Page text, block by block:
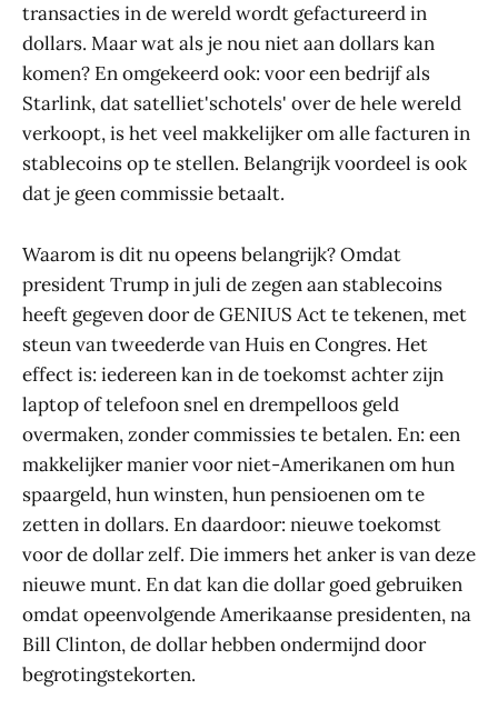
transacties in de wereld wordt gefactureerd in
dollars. Maar wat als je nou niet aan dollars kan
komen? En omgekeerd ook: voor een bedrijf als
Starlink, dat satelliet'schotels' over de hele wereld
verkoopt, is het veel makkelijker om alle facturen in
stablecoins op te stellen. Belangrijk voordeel is ook
dat je geen commissie betaalt.
Waarom is dit nu opeens belangrijk? Omdat
president Trump in juli de zegen aan stablecoins
heeft gegeven door de GENIUS Act te tekenen, met
steun van tweederde van Huis en Congres. Het
effect is: iedereen kan in de toekomst achter zijn
laptop of telefoon snel en drempelloos geld
overmaken, zonder commissies te betalen. En: een
makkelijker manier voor niet-Amerikanen om hun
spaargeld, hun winsten, hun pensioenen om te
zetten in dollars. En daardoor: nieuwe toekomst
voor de dollar zelf. Die immers het anker is van deze
nieuwe munt. En dat kan die dollar goed gebruiken
omdat opeenvolgende Amerikaanse presidenten, na
Bill Clinton, de dollar hebben ondermijnd door
begrotingstekorten.